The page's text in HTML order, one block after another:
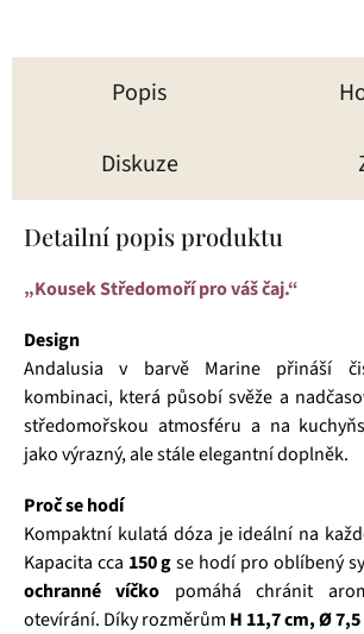
Popis
Diskuze
Detailní popis produktu
„Kousek Středomoří pro váš čaj.“
Design
Andalusia v barvě Marine přináší
kombinaci, která působí svěže a
středomořskou atmosféru a na
jako výrazný, ale stále elegantní doplněk.
Proč se hodí
Kompaktní kulatá dóza je ideální na
Kapacita cca 150 gse hodí pro oblíbený
ochranné víčko pomáhá chránit
otevírání. Díky rozměrům H 11,7 cm, Ø